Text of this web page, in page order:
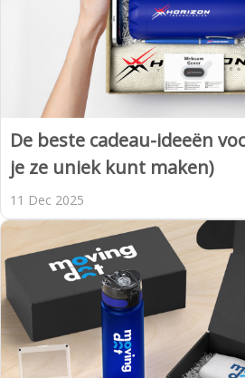
De beste cadeau-ideeën
je ze uniek kunt maken)
11 Dec 2025